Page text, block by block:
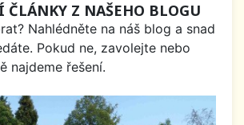
ČLÁNKY Z NAŠEHO BLOGU
Nahlédněte na náš blog a snad
Pokud ne, zavolejte nebo
najdeme řešení.